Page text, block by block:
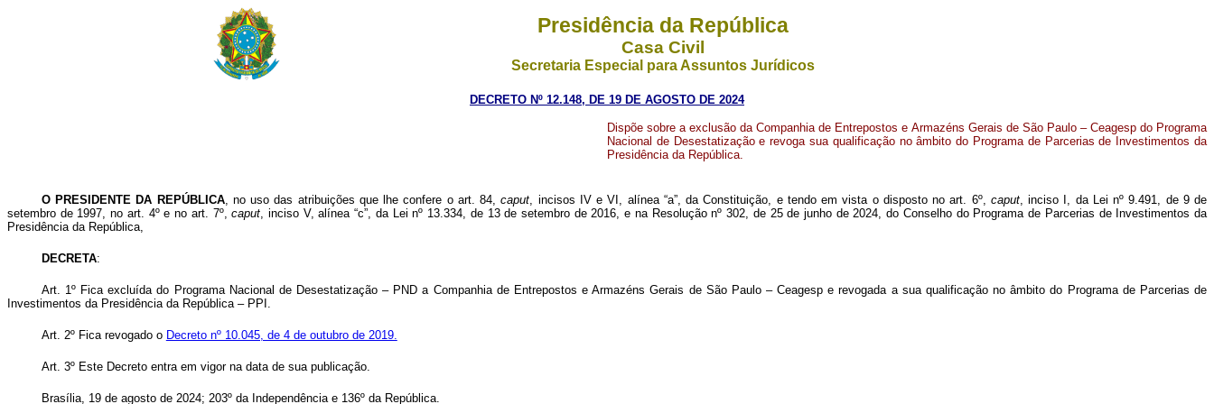
Presidência da República
Casa Civil
Secretaria Especial para Assuntos Jurídicos
DECRETO Nº 12.148, DE 19 DE AGOSTO DE 2024
Dispõe sobre a exclusão da Companhia de Entrepostos e Armazéns Gerais de São Paulo – Ceagesp do Programa
Nacional de Desestatização e revoga sua qualificação no âmbito do Programa de Parcerias de Investimentos da
Presidência da República.
O PRESIDENTE DA REPÚBLICA, no uso das atribuições que lhe confere o art. 84,caput, incisos IV e VI, alínea “a”, da Constituição, e tendo em vista o disposto no art. 6º, caput, inciso I, da Lei nº 9.491, de 9 de
setembro de 1997, no art. 4º e no art. 7º,caput, inciso V, alínea “c”, da Lei nº 13.334, de 13 de setembro de 2016, e na Resolução nº 302, de 25 de junho de 2024, do Conselho do Programa de Parcerias de Investimentos da
Presidência da República,
DECRETA:
Art. 1º Fica excluída do Programa Nacional de Desestatização – PND a Companhia de Entrepostos e Armazéns Gerais de São Paulo – Ceagesp e revogada a sua qualificação no âmbito do Programa de Parcerias de
Investimentos da Presidência da República – PPI.
Art. 2º Fica revogado o Decreto nº 10.045, de 4 de outubro de 2019.
Art. 3º Este Decreto entra em vigor na data de sua publicação.
Brasília, 19 de agosto de 2024; 203º da Independência e 136º da República.